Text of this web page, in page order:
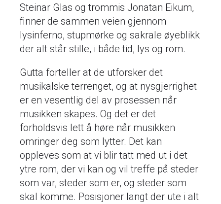
Steinar Glas og trommis Jonatan Eikum,
finner de sammen veien gjennom
lysinferno, stupmørke og sakrale øyeblikk
der alt står stille, i både tid, lys og rom.
Gutta forteller at de utforsker det
musikalske terrenget, og at nysgjerrighet
er en vesentlig del av prosessen når
musikken skapes. Og det er det
forholdsvis lett å høre når musikken
omringer deg som lytter. Det kan
oppleves som at vi blir tatt med ut i det
ytre rom, der vi kan og vil treffe på steder
som var, steder som er, og steder som
skal komme. Posisjoner langt der ute i alt